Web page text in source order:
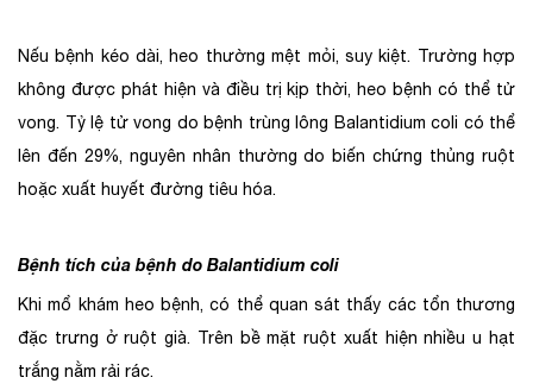
Nếu bệnh kéo dài, heo thường mệt mỏi, suy kiệt. Trường hợp
không được phát hiện và điều trị kịp thời, heo bệnh có thể tử
vong. Tỷ lệ tử vong do bệnh trùng lông Balantidium coli có thể
lên đến 29%, nguyên nhân thường do biến chứng thủng ruột
hoặc xuất huyết đường tiêu hóa.
Bệnh tích của bệnh do Balantidium coli
Khi mổ khám heo bệnh, có thể quan sát thấy các tổn thương
đặc trưng ở ruột già. Trên bề mặt ruột xuất hiện nhiều u hạt
trắng nằm rải rác.